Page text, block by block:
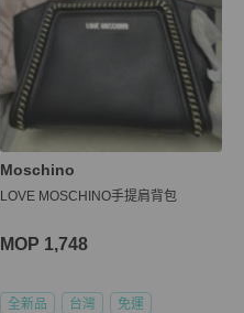
Moschino
LOVE MOSCHINO手提肩背包
MOP 1,748
全新品 台灣 免運